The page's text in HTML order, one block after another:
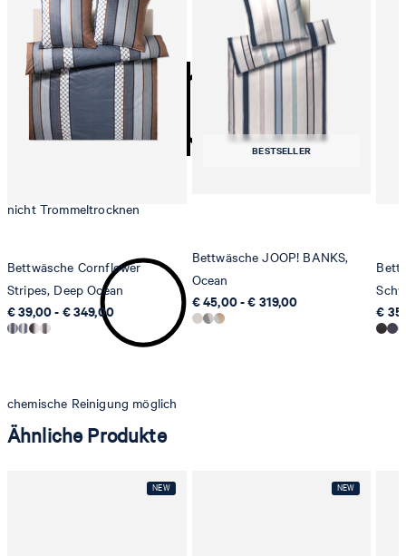
nicht bleichen
nicht Trommeltrocknen
chemische Reinigung möglich
contact@strellson.com
Produzent
Strellson AG
Sonnenwiesenstrasse 21
8280 Kreuzlingen
Bettwäsche Cornflower
Stripes, Deep Ocean
€ 39,00 - € 349,00
BESTSELLER
Bettwäsche JOOP! BANKS,
Ocean
€ 45,00 - € 319,00
€
Ähnliche Produkte